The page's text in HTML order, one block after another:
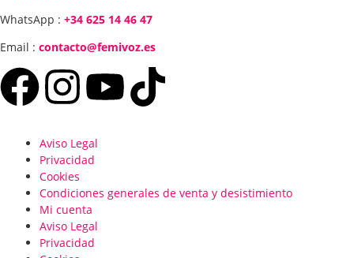
WhatsApp : +34 625 14 46 47
Email : contacto@femivoz.es
Aviso Legal
Privacidad
Cookies
Condiciones generales de venta y desistimiento
Mi cuenta
Aviso Legal
Privacidad